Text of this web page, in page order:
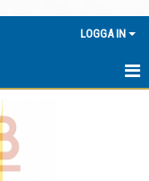
LOGGA IN